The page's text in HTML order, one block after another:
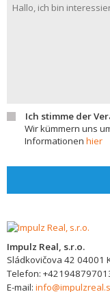
Ich stimme der
Wir kümmern uns
Informationen hier
Impulz Real, s.r.o.
Sládkovičova 42 04001
Telefon:
E-mail: